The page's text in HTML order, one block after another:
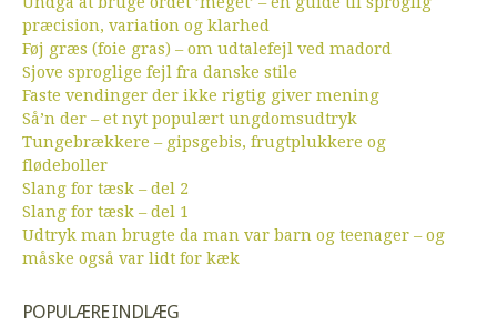
præcision, variation og klarhed
Føj græs (foie gras) – om udtalefejl ved madord
Sjove sproglige fejl fra danske stile
Faste vendinger der ikke rigtig giver mening
Så’n der – et nyt populært ungdomsudtryk
Tungebrækkere – gipsgebis, frugtplukkere og
flødeboller
Slang for tæsk – del 2
Slang for tæsk – del 1
Udtryk man brugte da man var barn og teenager – og
måske også var lidt for kæk
POPULÆRE INDLÆG